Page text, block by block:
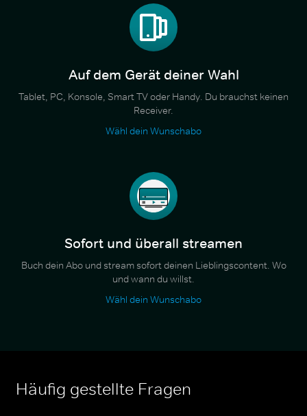
Auf dem Gerät deiner Wahl
Tablet, PC, Konsole, Smart TV oder Handy. Du brauchst keinen
Receiver.
Wähl dein Wunschabo
Sofort und überall streamen
Buch dein Abo und stream sofort deinen Lieblingscontent. Wo
und wann du willst.
Wähl dein Wunschabo
Häufig gestellte Fragen